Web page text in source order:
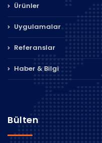
Ürünler
Uygulamalar
Referanslar
Haber & Bilgi
Bülten